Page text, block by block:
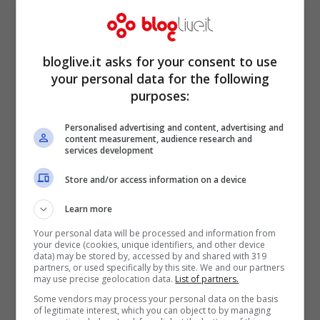
Aida e Patrizia sotto shock, oltre che
subita.
Gli inquirenti stanno ora cercando di
bloglive.it asks for your consent to use
your personal data for the following
purposes:
Personalised advertising and content, advertising and
content measurement, audience research and
services development
Store and/or access information on a device
Learn more
Your personal data will be processed and information from
your device (cookies, unique identifiers, and other device
data) may be stored by, accessed by and shared with 319
partners, or used specifically by this site. We and our partners
may use precise geolocation data. List of partners.
Some vendors may process your personal data on the basis
of legitimate interest, which you can object to by managing